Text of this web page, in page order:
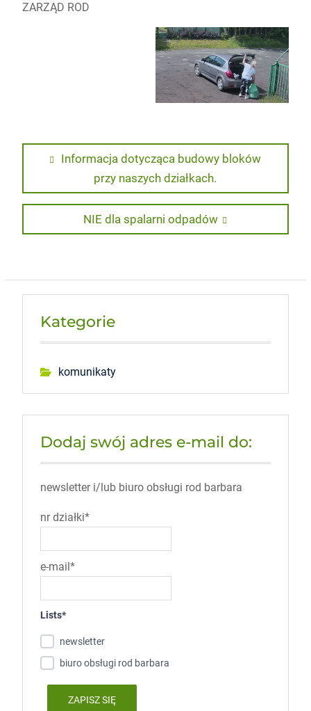
ZARZĄD ROD
Nawigacja
Previous
Informacja dotycząca budowy bloków
przy naszych działkach.
Next
post:
NIE dla spalarni odpadów
Kategorie
komunikaty
Dodaj swój adres e-mail do:
newsletter i/lub biuro obsługi rod barbara
nr działki*
e-mail*
Lists*
newsletter
biuro obsługi rod barbara